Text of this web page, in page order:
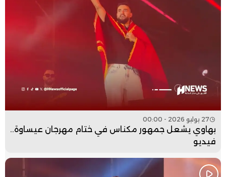
27 يوليو 2026 - 00:00
بهاوي يشعل جمهور مكناس في ختام مهرجان عيساوة..
فيديو